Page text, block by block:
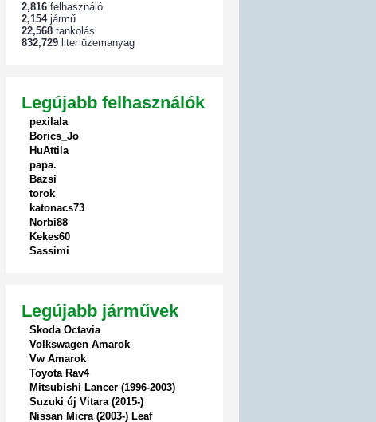
2,816 felhasználó
2,154jármű
22,568 tankolás
832,729 liter üzemanyag
Legújabb felhasználók
pexilala
Borics_Jo
HuAttila
papa.
Bazsi
torok
katonacs73
Norbi88
Kekes60
Sassimi
Legújabb járművek
Skoda Octavia
Volkswagen Amarok
Vw Amarok
Toyota Rav4
Mitsubishi Lancer (1996-2003)
Suzuki új Vitara (2015-)
Nissan Micra (2003-) Leaf